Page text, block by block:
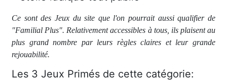
Ce sont des Jeux du site que l'on pourrait aussi qualifier de
"Familial Plus". Relativement accessibles à tous, ils plaisent au
plus grand nombre par leurs règles claires et leur grande
rejouabilité.
Les 3 Jeux Primés de cette catégorie: